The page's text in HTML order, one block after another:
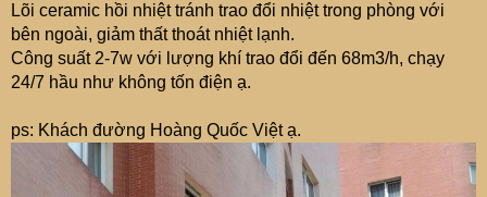
Lõi ceramic hồi nhiệt tránh trao đổi nhiệt trong phòng với
bên ngoài, giảm thất thoát nhiệt lạnh.
Công suất 2-7w với lượng khí trao đổi đến 68m3/h, chạy
24/7 hầu như không tốn điện ạ.
ps: Khách đường Hoàng Quốc Việt ạ.